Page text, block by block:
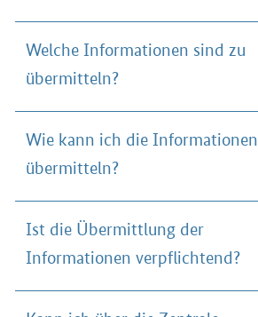
Welche Informationen sind zu
übermitteln?
Wie kann ich die Informationen
übermitteln?
Ist die Übermittlung der
Informationen verpflichtend?